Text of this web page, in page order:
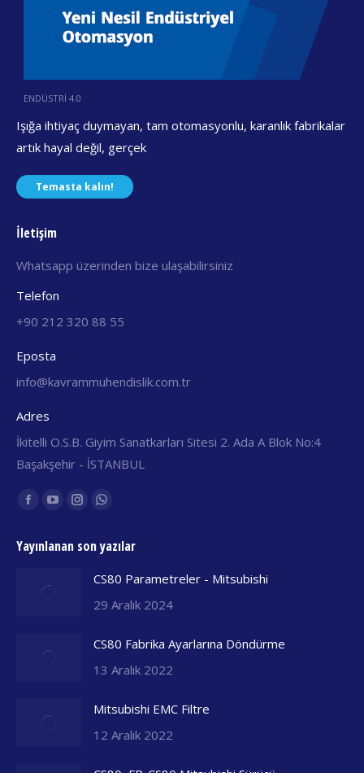
ENDÜSTRİ 4.0
Işığa ihtiyaç duymayan, tam otomasyonlu, karanlık fabrikalar
artık hayal değil, gerçek
Temasta kalın!
İletişim
Whatsapp üzerinden bize ulaşabilirsiniz
Telefon
+90 212 320 88 55
Eposta
info@kavrammuhendislik.com.tr
Adres
İkitelli O.S.B. Giyim Sanatkarları Sitesi 2. Ada A Blok No:4
Başakşehir - İSTANBUL
Find us on:
Facebook
pencerede
YouTube
pencerede
Instagram
pencerede
açılır
Whatsapp
pencerede
açılır
Yayınlanan son yazılar
CS80 Parametreler - Mitsubishi
29 Aralık 2024
CS80 Fabrika Ayarlarına Döndürme
13 Aralık 2022
Mitsubishi EMC Filtre
12 Aralık 2022